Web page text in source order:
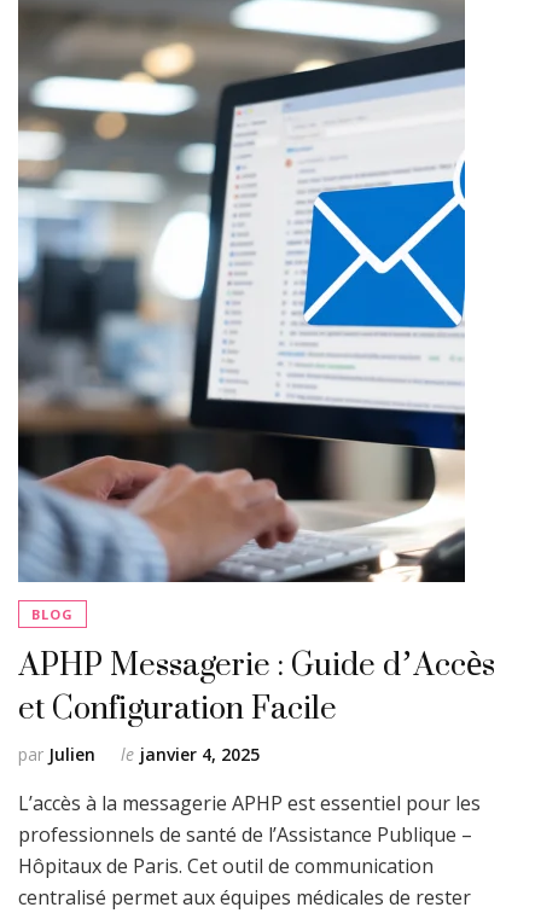
BLOG
APHP Messagerie : Guide d’Accès
et Configuration Facile
par Julien le janvier 4, 2025
L’accès à la messagerie APHP est essentiel pour les
professionnels de santé de l’Assistance Publique –
Hôpitaux de Paris. Cet outil de communication
centralisé permet aux équipes médicales de rester